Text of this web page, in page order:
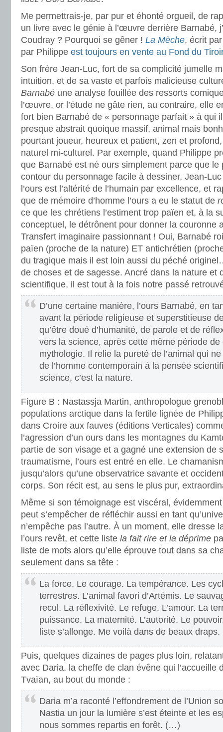
Me permettrais-je, par pur et éhonté orgueil, de
un livre avec le génie à l’œuvre derrière Barnabé,
Coudray ? Pourquoi se gêner ! La Mèche, écrit
par Philippe est toujours en vente au Fond du Tiroir
Son frère Jean-Luc, fort de sa complicité jumelle
intuition, et de sa vaste et parfois malicieuse
Barnabé une analyse fouillée des ressorts
l’œuvre, or l’étude ne gâte rien, au contraire, elle
fort bien Barnabé de « personnage parfait » à qui
presque abstrait quoique massif, animal mais
pourtant joueur, heureux et patient, zen et
naturel mi-culturel. Par exemple, quand Philippe
que Barnabé est né ours simplement parce que le
contour du personnage facile à dessiner, Jean-
l’ours est l’altérité de l’humain par excellence, et
que de mémoire d’homme l’ours a eu le statut de
ce que les chrétiens l’estiment trop païen et, à la
conceptuel, le détrônent pour donner la couronne
Transfert imaginaire passionnant ! Oui, Barnabé
païen (proche de la nature) ET antichrétien
du tragique mais il est loin aussi du péché
de choses et de sagesse. Ancré dans la nature et
scientifique, il est tout à la fois notre passé
D’une certaine manière, l’ours Barnabé, en
avant la période religieuse et superstitieuse
qu’être doué d’humanité, de parole et de
vers la science, après cette même période
mythologie. Il relie la pureté de l’animal qui
de l’homme contemporain à la pensée
science, c’est la nature.
Figure B : Nastassja Martin, anthropologue
populations arctique dans la fertile lignée de
dans Croire aux fauves (éditions Verticales)
l’agression d’un ours dans les montagnes du
partie de son visage et a gagné une extension de
traumatisme, l’ours est entré en elle. Le
jusqu’alors qu’une observatrice savante et
corps. Son récit est, au sens le plus pur,
Même si son témoignage est viscéral,
peut s’empêcher de réfléchir aussi en tant
n’empêche pas l’autre. À un moment, elle dresse
l’ours revêt, et cette liste la fait rire et la déprime
liste de mots alors qu’elle éprouve tout dans sa
seulement dans sa tête :
La force. Le courage. La tempérance. Les
terrestres. L’animal favori d’Artémis. Le
recul. La réflexivité. Le refuge. L’amour. La
puissance. La maternité. L’autorité. Le
liste s’allonge. Me voilà dans de beaux draps.
Puis, quelques dizaines de pages plus loin,
avec Daria, la cheffe de clan évêne qui l’accueille
Tvaïan, au bout du monde :
Daria m’a raconté l’effondrement de l’Union
Nastia un jour la lumière s’est éteinte et les
nous sommes repartis en forêt. (…)